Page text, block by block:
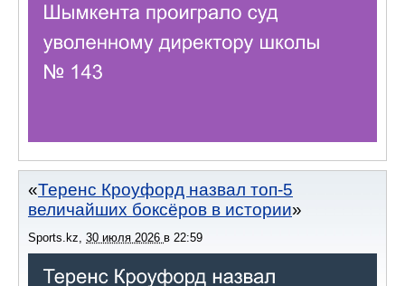
Теренс Кроуфорд назвал топ-5
величайших боксёров в истории
Sports.kz 30 июля 2026 в 22:59